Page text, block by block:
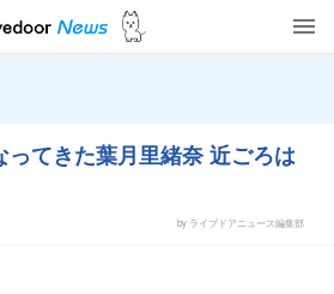
てきた葉月里緒奈 近ごろは
by ライブドアニュース編集部